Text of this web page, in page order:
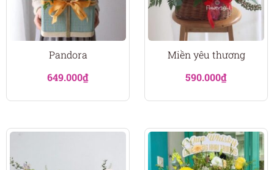
Pandora
649.000₫
Miền yêu thương
590.000₫